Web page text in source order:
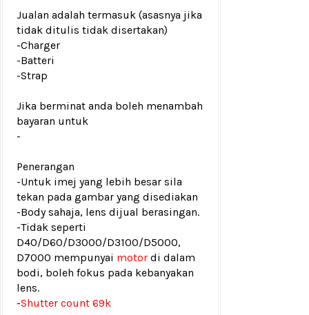
Jualan adalah termasuk (asasnya jika
tidak ditulis tidak disertakan)
-Charger
-Batteri
-Strap
Jika berminat anda boleh menambah
bayaran untuk
-
Penerangan
-Untuk imej yang lebih besar sila
tekan pada gambar yang disediakan
-Body sahaja, lens dijual berasingan.
-Tidak seperti
D40/D60/D3000/D3100/D5000,
D7000 mempunyai motor di dalam
bodi, boleh fokus pada kebanyakan
lens.
-Shutter count 69k